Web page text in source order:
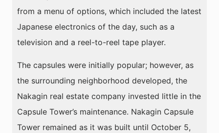
from a menu of options, which included the latest
Japanese electronics of the day, such as a
television and a reel-to-reel tape player.
The capsules were initially popular; however, as
the surrounding neighborhood developed, the
Nakagin real estate company invested little in the
Capsule Tower’s maintenance. Nakagin Capsule
Tower remained as it was built until October 5,